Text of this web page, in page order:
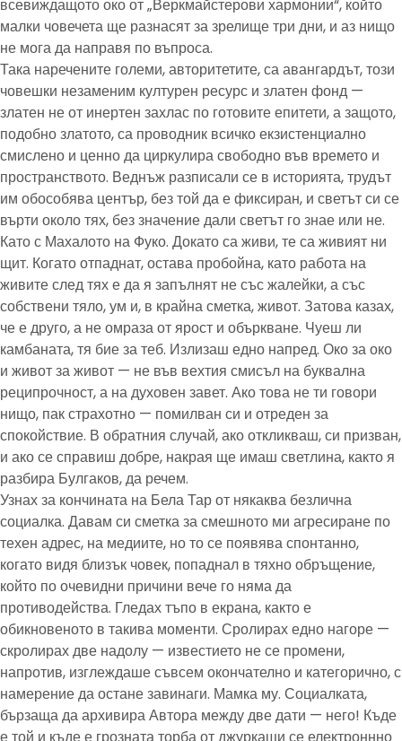
всевиждащото око от „Веркмайстерови хармонии“, който
малки човечета ще разнасят за зрелище три дни, и аз нищо
не мога да направя по въпроса.
Така наречените големи, авторитетите, са авангардът, този
човешки незаменим културен ресурс и златен фонд —
златен не от инертен захлас по готовите епитети, а защото,
подобно златото, са проводник всичко екзистенциално
смислено и ценно да циркулира свободно във времето и
пространството. Веднъж разписали се в историята, трудът
им обособява център, без той да е фиксиран, и светът си се
върти около тях, без значение дали светът го знае или не.
Като с Махалото на Фуко. Докато са живи, те са живият ни
щит. Когато отпаднат, остава пробойна, като работа на
живите след тях е да я запълнят не със жалейки, а със
собствени тяло, ум и, в крайна сметка, живот. Затова казах,
че е друго, а не омраза от ярост и объркване. Чуеш ли
камбаната, тя бие за теб. Излизаш едно напред. Око за око
и живот за живот — не във вехтия смисъл на буквална
реципрочност, а на духовен завет. Ако това не ти говори
нищо, пак страхотно — помилван си и отреден за
спокойствие. В обратния случай, ако откликваш, си призван,
и ако се справиш добре, накрая ще имаш светлина, както я
разбира Булгаков, да речем.
Узнах за кончината на Бела Тар от някаква безлична
социалка. Давам си сметка за смешното ми агресиране по
техен адрес, на медиите, но то се появява спонтанно,
когато видя близък човек, попаднал в тяхно обръщение,
който по очевидни причини вече го няма да
противодейства. Гледах тъпо в екрана, както е
обикновеното в такива моменти. Сролирах едно нагоре —
скролирах две надолу — известието не се промени,
напротив, изглеждаше съвсем окончателно и категорично, с
намерение да остане завинаги. Мамка му. Социалката,
бързаща да архивира Автора между две дати — него! Къде